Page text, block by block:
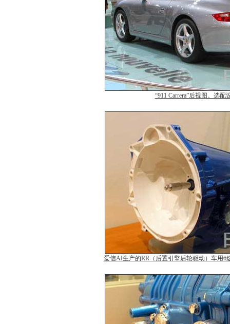
“911 Carrera”后视图。选配
爱信AI生产的RR（后置引擎后轮驱动）车用6